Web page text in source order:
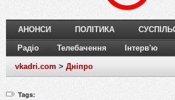
АНОНСИ ПОЛІТИКА
Радіо Телебачення Інтерв'ю
vkadri.com > Дніпро
Tags: